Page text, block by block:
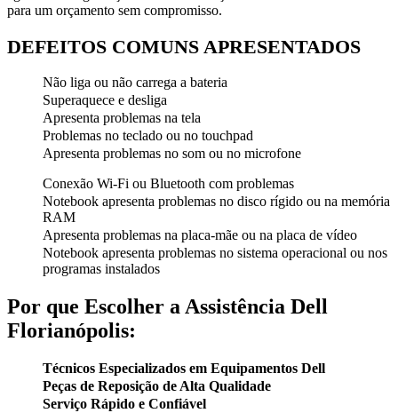
para um orçamento sem compromisso.
DEFEITOS COMUNS APRESENTADOS
Não liga ou não carrega a bateria
Superaquece e desliga
Apresenta problemas na tela
Problemas no teclado ou no touchpad
Apresenta problemas no som ou no microfone
Conexão Wi-Fi ou Bluetooth com problemas
Notebook apresenta problemas no disco rígido ou na memória
RAM
Apresenta problemas na placa-mãe ou na placa de vídeo
Notebook apresenta problemas no sistema operacional ou nos
programas instalados
Por que Escolher a Assistência Dell
Florianópolis:
Técnicos Especializados em Equipamentos Dell
Peças de Reposição de Alta Qualidade
Serviço Rápido e Confiável